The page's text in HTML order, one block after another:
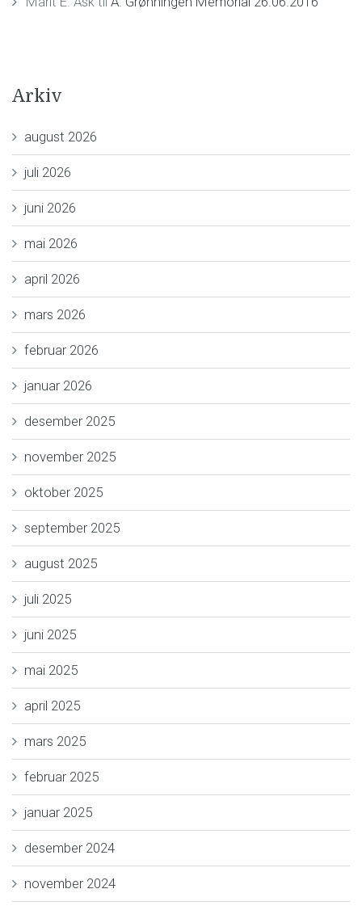
Arkiv
august 2026
juli 2026
juni 2026
mai 2026
april 2026
mars 2026
februar 2026
januar 2026
desember 2025
november 2025
oktober 2025
september 2025
august 2025
juli 2025
juni 2025
mai 2025
april 2025
mars 2025
februar 2025
januar 2025
desember 2024
november 2024